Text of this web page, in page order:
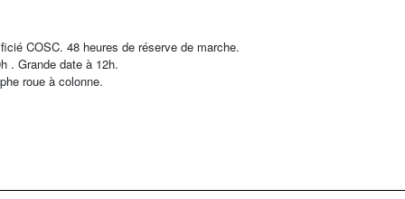
COSC. 48 heures de réserve de marche.
. Grande date à 12h.
roue à colonne.